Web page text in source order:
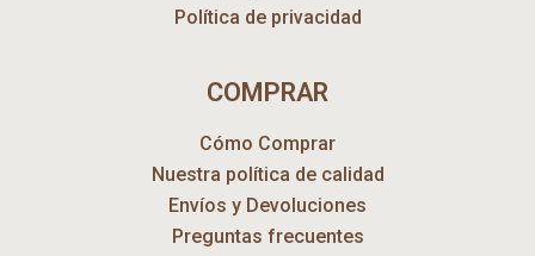
Política de privacidad
COMPRAR
Cómo Comprar
Nuestra política de calidad
Envíos y Devoluciones
Preguntas frecuentes